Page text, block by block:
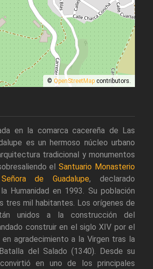
© OpenStreetMap contributors.
en la comarca cacereña de Las
es un hermoso núcleo urbano
tradicional y monumentos
elSantuario Monasterio
de Guadalupe, declarado
Humanidad en 1993. Su población
tres mil habitantes. Los orígenes de
unidos a la construcción del
construir en el siglo XIV por el
en agradecimiento a la Virgen tras la
del Salado (1340). Desde su
en uno de los principales